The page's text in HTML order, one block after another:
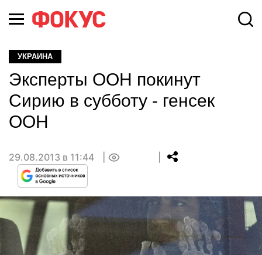
УКРАИНА
Эксперты ООН покинут
Сирию в субботу - генсек
ООН
29.08.2013 в 11:44